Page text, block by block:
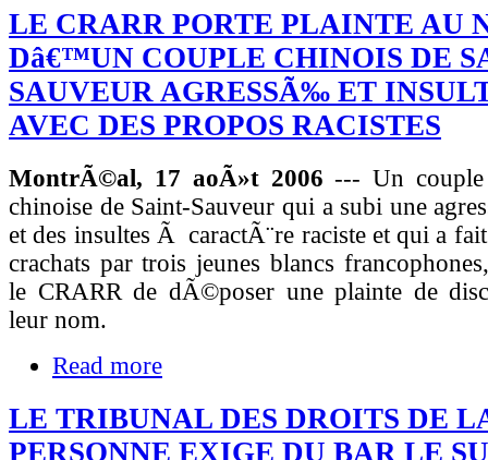
LE CRARR PORTE PLAINTE AU
Dâ€™UN COUPLE CHINOIS DE
SAUVEUR AGRESSÃ‰ ET
AVEC DES PROPOS RACISTES
MontrÃ©al, 17 aoÃ»t 2006 --- Un
chinoise de Saint-Sauveur qui a subi une
et des insultes Ã caractÃ¨re raciste et qui a
crachats par trois jeunes blancs
le CRARR de dÃ©poser une plainte de
leur nom.
Read more
LE TRIBUNAL DES DROITS DE
PERSONNE EXIGE DU BAR LE